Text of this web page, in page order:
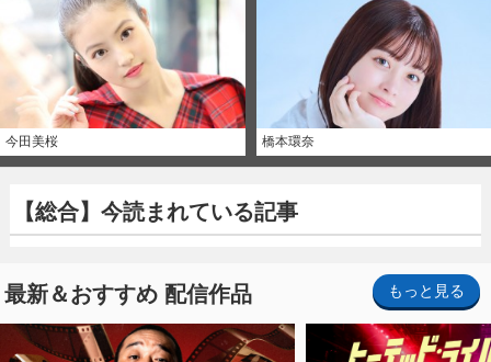
今田美桜 橋本環奈
【総合】今読まれている記事
最新＆おすすめ 配信作品 もっと見る